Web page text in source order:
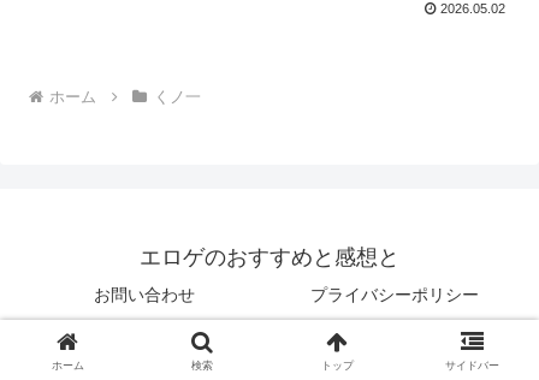
2026.05.02
ホーム くノ一
エロゲのおすすめと感想と
お問い合わせ プライバシーポリシー
© 2025 エロゲのおすすめと感想と.
ホーム 検索 トップ サイドバー